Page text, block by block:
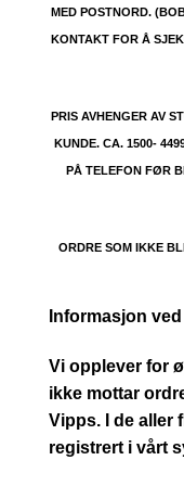
MED POSTNORD.
KONTAKT FOR Å
PRIS AVHENGER AV
KUNDE. CA. 1500-
PÅ TELEFON FØR
ORDRE SOM IKKE
Informasjon
Vi opplever for
ikke mottar
Vipps. I de aller
registrert i vårt